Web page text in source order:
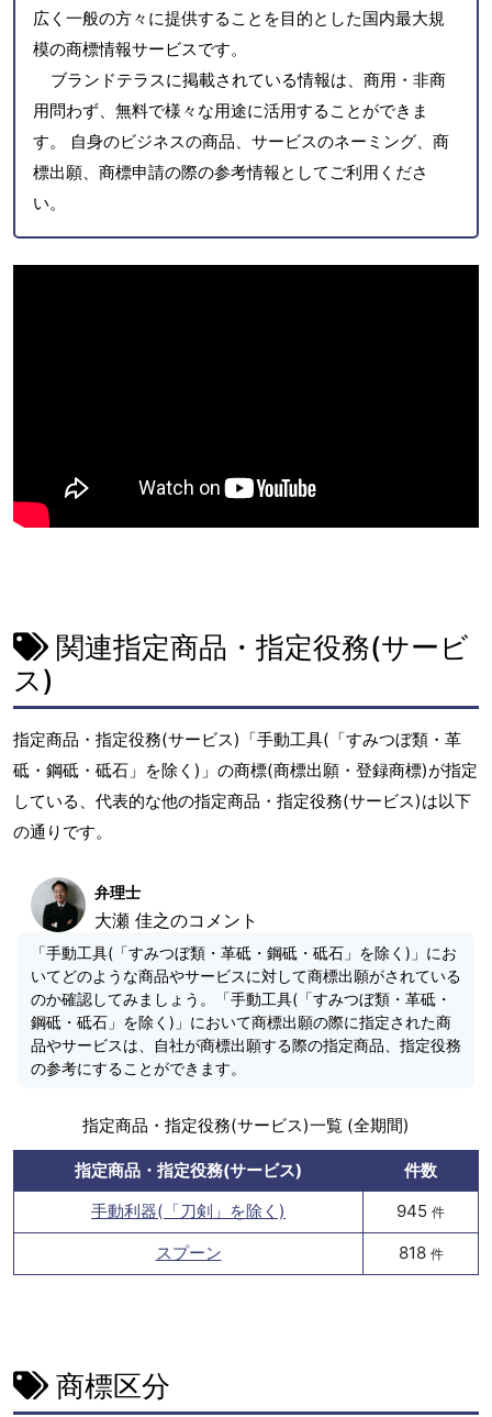
広く一般の方々に提供することを目的とした国内最大規
模の商標情報サービスです。
ブランドテラスに掲載されている情報は、商用・非商
用問わず、無料で様々な用途に活用することができま
す。 自身のビジネスの商品、サービスのネーミング、商
標出願、商標申請の際の参考情報としてご利用くださ
い。
関連指定商品・指定役務(サービ
ス)
指定商品・指定役務(サービス)「手動工具(「すみつぼ類・革
砥・鋼砥・砥石」を除く)」の商標(商標出願・登録商標)が指定
している、代表的な他の指定商品・指定役務(サービス)は以下
の通りです。
弁理士
大瀬 佳之のコメント
「手動工具(「すみつぼ類・革砥・鋼砥・砥石」を除く)」にお
いてどのような商品やサービスに対して商標出願がされている
のか確認してみましょう。「手動工具(「すみつぼ類・革砥・
鋼砥・砥石」を除く)」において商標出願の際に指定された商
品やサービスは、自社が商標出願する際の指定商品、指定役務
の参考にすることができます。
指定商品・指定役務(サービス)一覧 (全期間)
指定商品・指定役務(サービス)
件数
手動利器(「刀剣」を除く)
945 件
スプーン 818 件
商標区分